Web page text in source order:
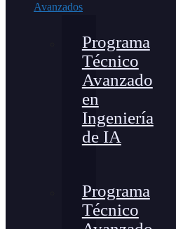
Avanzados
Programa
Técnico
Avanzado
en
Ingeniería
de IA
Programa
Técnico